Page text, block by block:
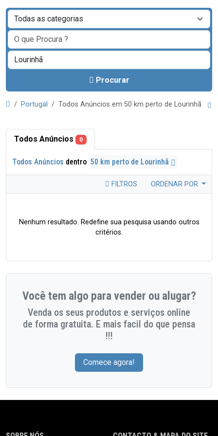
Procurar
Portugal Todos Anúncios em 50 km perto de Lourinhã
Todos Anúncios 0
Todos Anúncios dentro 50 km perto de Lourinhã
FILTROS ORDENAR POR
Nenhum resultado. Redefine sua pesquisa usando outros
critérios.
Você tem algo para vender ou alugar?
Venda os seus produtos e serviços online
de forma gratuita. E mais facil do que pensa
!!!
Comece agora!